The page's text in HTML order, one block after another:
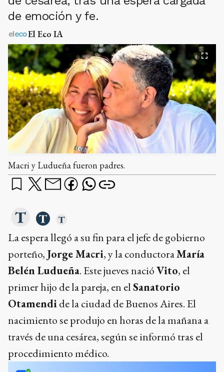
de emoción y fe.
El Eco IA
Macri y Ludueña fueron padres.
La espera llegó a su fin para el jefe de gobierno
porteño, Jorge Macri, y la conductoraMaría
Belén Ludueña. Este jueves nacióVito, el
primer hijo de la pareja, en elSanatorio
Otamendide la ciudad de Buenos Aires. El
nacimiento se produjo en horas de la mañana a
través de una cesárea, según se informó tras el
procedimiento médico.